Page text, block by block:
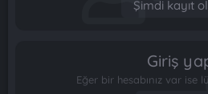
Şimdi kayıt ol
Giriş
Eğer bir hesabınız var ise